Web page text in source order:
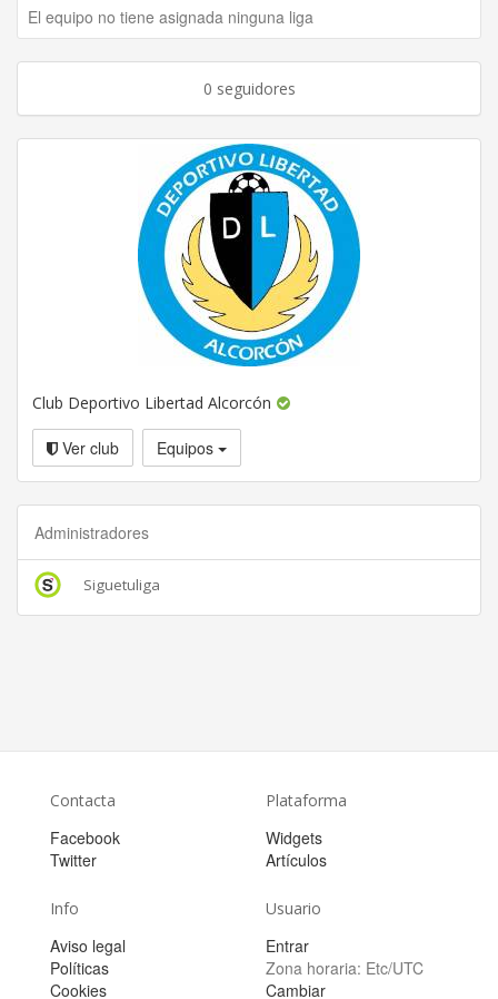
El equipo no tiene asignada ninguna liga
0 seguidores
Club Deportivo Libertad Alcorcón
Ver club Equipos
Administradores
Siguetuliga
Contacta
Facebook
Twitter
Plataforma
Widgets
Artículos
Info
Aviso legal
Políticas
Cookies
Usuario
Entrar
Zona horaria: Etc/UTC
Cambiar